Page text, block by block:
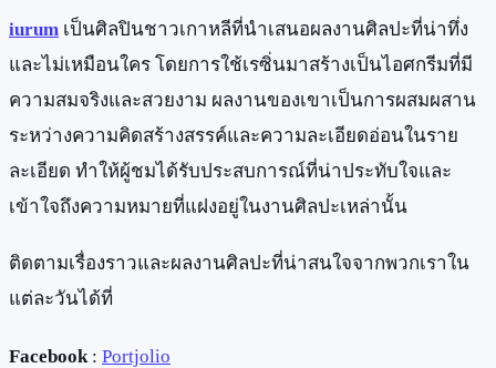
iurum เป็นศิลปินชาวเกาหลีที่นำเสนอผลงานศิลปะที่น่าทึ่ง
และไม่เหมือนใคร โดยการใช้เรซิ่นมาสร้างเป็นไอศกรีมที่มี
ความสมจริงและสวยงาม ผลงานของเขาเป็นการผสมผสาน
ระหว่างความคิดสร้างสรรค์และความละเอียดอ่อนในราย
ละเอียด ทำให้ผู้ชมได้รับประสบการณ์ที่น่าประทับใจและ
เข้าใจถึงความหมายที่แฝงอยู่ในงานศิลปะเหล่านั้น
ติดตามเรื่องราวและผลงานศิลปะที่น่าสนใจจากพวกเราใน
แต่ละวันได้ที่
Facebook : Portjolio